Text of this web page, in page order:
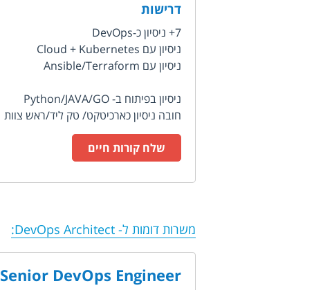
דרישות
7+ ניסיון כ-DevOps
ניסיון עם Cloud + Kubernetes
ניסיון עם Ansible/Terraform
ניסיון בפיתוח ב- Python/JAVA/GO
חובה ניסיון כארכיטקט/ טק ליד/ראש צוות
שלח קורות חיים
משרות דומות ל- DevOps Architect
:
Senior DevOps Engineer